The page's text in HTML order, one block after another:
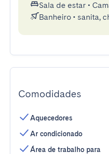
Sala de estar •
Banheiro • sanita,
Comodidades
Aquecedores
Ar condicionado
Área de trabalho para